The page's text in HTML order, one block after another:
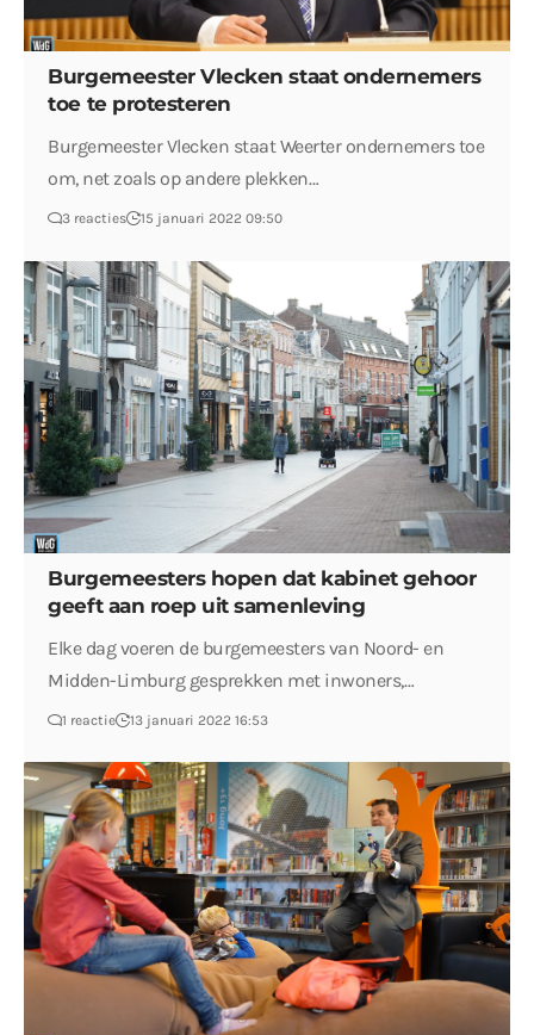
Burgemeester Vlecken staat ondernemers
toe te protesteren
Burgemeester Vlecken staat Weerter ondernemers toe
om, net zoals op andere plekken…
3 reacties 15 januari 2022 09:50
Burgemeesters hopen dat kabinet gehoor
geeft aan roep uit samenleving
Elke dag voeren de burgemeesters van Noord- en
Midden-Limburg gesprekken met inwoners,…
1 reactie 13 januari 2022 16:53